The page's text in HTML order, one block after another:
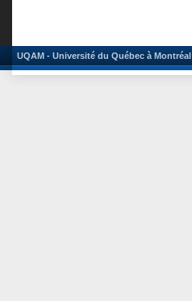
UQAM - Université du Québec à Montréal